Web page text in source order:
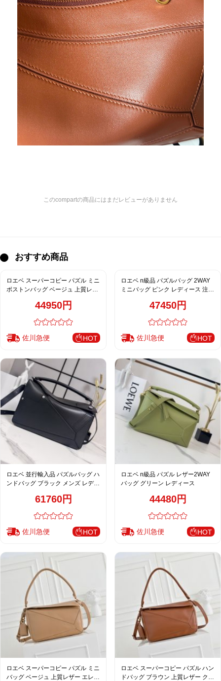
このcompartの商品にはまだレビューがありません
おすすめ商品
ロエベ スーパーコピー パズル ミニ
ボストンバッグ ベージュ 上質レザ
44950円
佐川急便 HOT
ロエベ n級品 パズルバッグ 2WAY
ミニバッグ ピンク レディース 注目
47450円
佐川急便 HOT
ロエベ 並行輸入品 パズルバッグ ハ
ンドバッグ ブラック メンズ レディ
61760円
佐川急便 HOT
ロエベ n級品 パズル レザー2WAY
バッグ グリーン レディース
44480円
佐川急便 HOT
ロエベ スーパーコピー パズル ミニ
バッグ ベージュ 上質レザー エレガ
ロエベ スーパーコピー パズル ハン
ドバッグ ブラウン 上質レザー クラ